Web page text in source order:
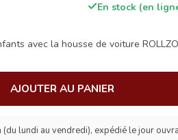
En stock (en
avec la housse de voiture
AJOUTER AU PANIER
(du lundi au vendredi), expédié le jour